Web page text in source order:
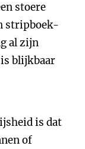
stoere
stripboek-
al zijn
blijkbaar
is dat
of